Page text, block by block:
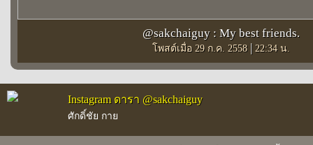
@sakchaiguy : My best friends.
โพสต์เมื่อ 29 ก.ค. 2558 | 22:34 น.
Instagram ดารา @sakchaiguy
ศักดิ์ชัย กาย